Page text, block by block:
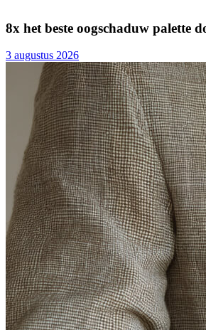
8x het beste oogschaduw palette
3 augustus 2026